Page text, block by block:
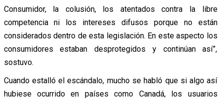
Consumidor, la colusión, los atentados contra la libre
competencia ni los intereses difusos porque no están
considerados dentro de esta legislación. En este aspecto los
consumidores estaban desprotegidos y continúan así”,
sostuvo.
Cuando estalló el escándalo, mucho se habló que si algo así
hubiese ocurrido en países como Canadá, los usuarios